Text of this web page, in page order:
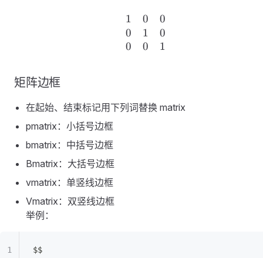
\begin{matrix}
1
0
0
0
1
0
0
0
1
矩阵边框
在起始、结束标记用下列词替换 matrix
pmatrix：小括号边框
bmatrix：中括号边框
Bmatrix：大括号边框
vmatrix：单竖线边框
Vmatrix：双竖线边框
举例：
$$